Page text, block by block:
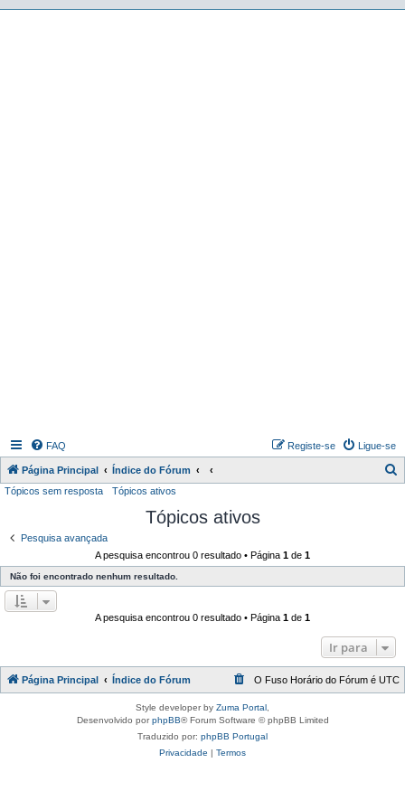
FAQ Ligue-se
Registe-se
Página Principal Índice do Fórum
Tópicos sem resposta Tópicos ativos
Tópicos ativos
Pesquisa avançada
A pesquisa encontrou 0 resultado • Página 1 de 1
Não foi encontrado nenhum resultado.
A pesquisa encontrou 0 resultado • Página 1 de 1
Ir para
Página Principal Índice do Fórum O Fuso Horário do Fórum é UTC
Style developer by Zuma Portal
Desenvolvido porphpBB® Forum Software © phpBB Limited
Traduzido por: phpBB Portugal
Privacidade | Termos